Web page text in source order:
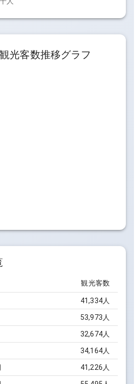
光客数推移グラフ
観光客数
41,334人
53,973 人
32,674人
34,164人
41,226 人